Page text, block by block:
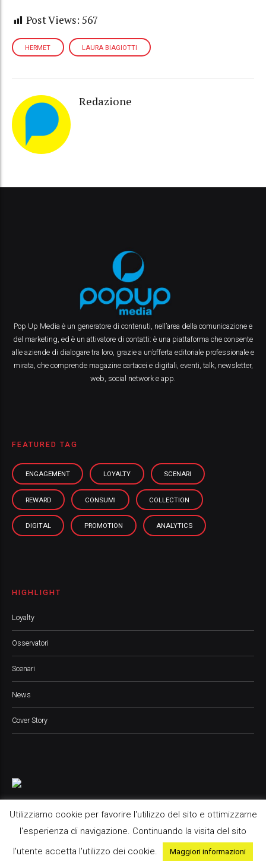
Post Views: 567
HERMET LAURA BIAGIOTTI
Redazione
Pop Up Media è un generatore di contenuti, nell’area della comunicazione e
del marketing, ed è un attivatore di contatti: è una piattaforma che consente
alle aziende di dialogare tra loro, grazie a un’offerta editoriale professionale e
mirata, che comprende magazine cartacei e digitali, eventi, talk, newsletter,
web, social network e app.
FEATURED TAG
ENGAGEMENT LOYALTY SCENARI
REWARD CONSUMI COLLECTION
DIGITAL PROMOTION ANALYTICS
HIGHLIGHT
Loyalty
Osservatori
Scenari
News
Cover Story
Pop Up Media srl, 2021 © All Rights Reserved
Utilizziamo cookie per favorire l'utilizzo del sito e ottimizzarne
l'esperienza di navigazione. Continuando la visita del sito
l'utente accetta l'utilizzo dei cookie.
Maggiori informazioni